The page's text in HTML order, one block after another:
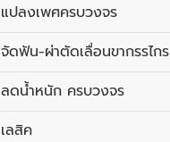
แปลงเพศครบวงจร
จัดฟัน-ผ่าตัดเลื่อนขากรรไกร
ลดน้ำหนัก ครบวงจร
เลสิค